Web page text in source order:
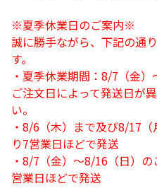
※夏季休業日のご案内※
誠に勝手ながら、下記の通
す。
・夏季休業期間：8/7（金）
ご注文日によって発送日が
い。
・8/6（木）まで及び8/17
り7営業日ほどで発送
・8/7（金）～8/16（日）
営業日ほどで発送